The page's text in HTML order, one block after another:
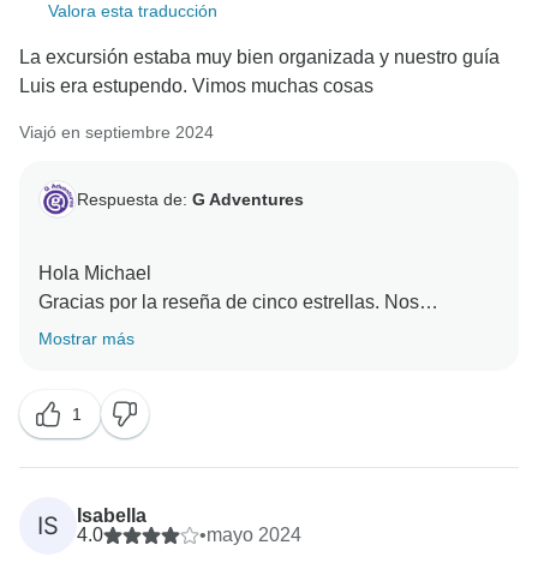
Valora esta traducción
La excursión estaba muy bien organizada y nuestro guía
Luis era estupendo. Vimos muchas cosas
Viajó en septiembre 2024
Respuesta de: G Adventures
Hola Michael
Gracias por la reseña de cinco estrellas. Nos
alegramos de que hayas tenido una experiencia tan
Mostrar más
1
IS
Isabella
4.0
•mayo 2024